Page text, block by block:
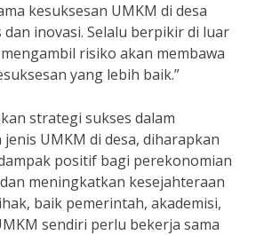
kesuksesan UMKM di desa
inovasi. Selalu berpikir di luar
risiko akan membawa
yang lebih baik.”
strategi sukses dalam
UMKM di desa, diharapkan
positif bagi perekonomian
meningkatkan kesejahteraan
baik pemerintah, akademisi,
sendiri perlu bekerja sama